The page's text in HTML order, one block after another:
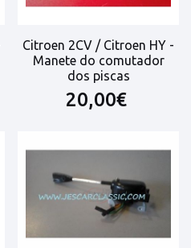
Citroen 2CV / Citroen HY -
Manete do comutador
dos piscas
20,00€